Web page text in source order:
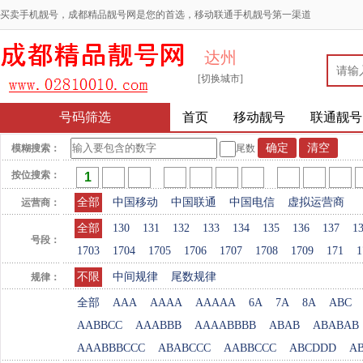
买卖手机靓号，成都精品靓号网是您的首选，移动联通手机靓号第一渠道
达州
[切换城市]
号码筛选 首页 移动靓号 联通靓号
模糊搜索： 尾数
按位搜索：
运营商： 全部 中国移动 中国联通 中国电信 虚拟运营商
号段：
全部 130 131 132 133 134 135 136 137
1703
1704 1705 1706 1707 1708 1709 171
规律： 不限 中间规律 尾数规律
全部 AAA AAAA AAAAA 6A 7A 8A
ABC
AABBCC
AAABBB AAAABBBB ABAB
ABABAB
AAABBBCCC
ABABCCC AABBCCC ABCDDD